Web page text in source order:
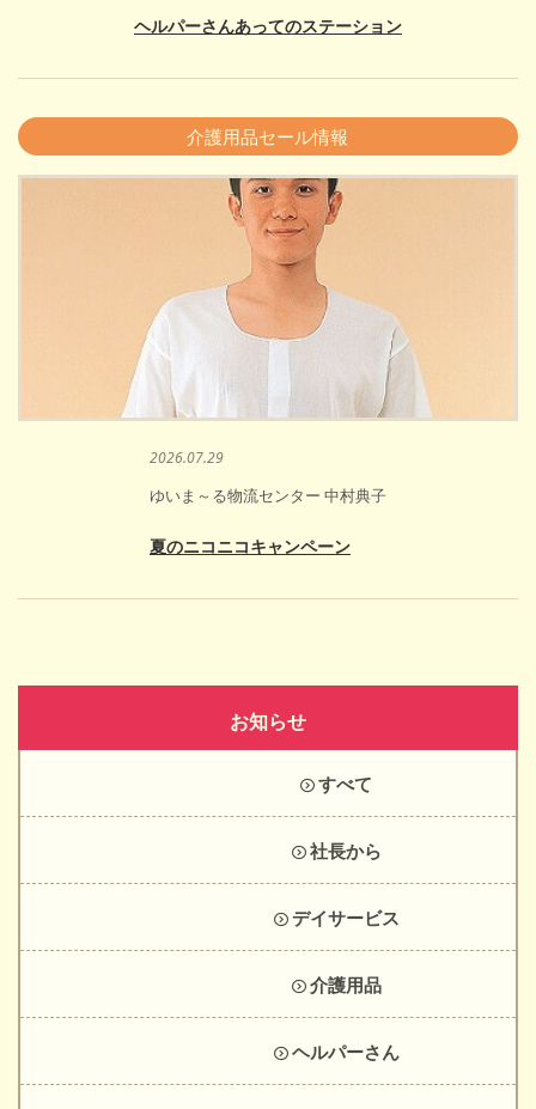
お知らせ
すべて
社長から
デイサービス
介護用品
ヘルパーさん
ヘルパーさんあってのステーション
介護用品セール情報
2026.07.29
ゆいま～る物流センター 中村典子
夏のニコニコキャンペーン